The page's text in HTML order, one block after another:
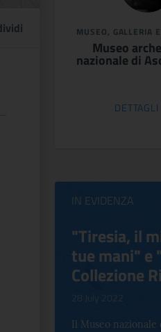
MUSEO, GALLERIA
Museo
nazionale di
DETTAGLI
IN EVIDENZA
"Tiresia, il
tue mani" e
Collezione
28 July 2022
Il Museo nazionale